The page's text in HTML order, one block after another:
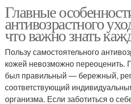
Главные
антивозрастного
что важно знать
Пользу самостоятельного
кожей невозможно переоценить.
был правильный — бережный,
соответствующий
организма. Если заботиться о